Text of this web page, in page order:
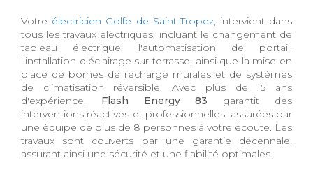
Votre électricien Golfe de Saint-Tropez, intervient dans
tous les travaux électriques, incluant le changement de
tableau électrique, l'automatisation de portail,
l'installation d'éclairage sur terrasse, ainsi que la mise en
place de bornes de recharge murales et de systèmes
de climatisation réversible. Avec plus de 15 ans
d'expérience, Flash Energy 83 garantit des
interventions réactives et professionnelles, assurées par
une équipe de plus de 8 personnes à votre écoute. Les
travaux sont couverts par une garantie décennale,
assurant ainsi une sécurité et une fiabilité optimales.